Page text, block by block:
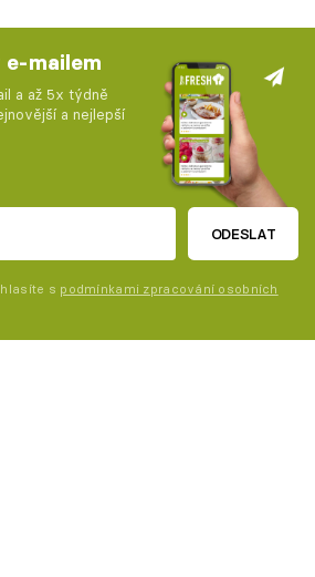
e-mailem
a až 5x týdně
a nejlepší
ODESLAT
s podmínkami zpracování osobních